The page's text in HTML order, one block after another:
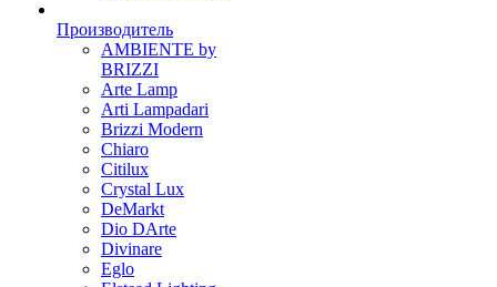
Производитель
AMBIENTE by
BRIZZI
Arte Lamp
Arti Lampadari
Brizzi Modern
Chiaro
Citilux
Crystal Lux
DeMarkt
Dio DArte
Divinare
Eglo